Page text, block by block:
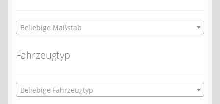
Beliebige Maßstab
Fahrzeugtyp
Beliebige Fahrzeugtyp